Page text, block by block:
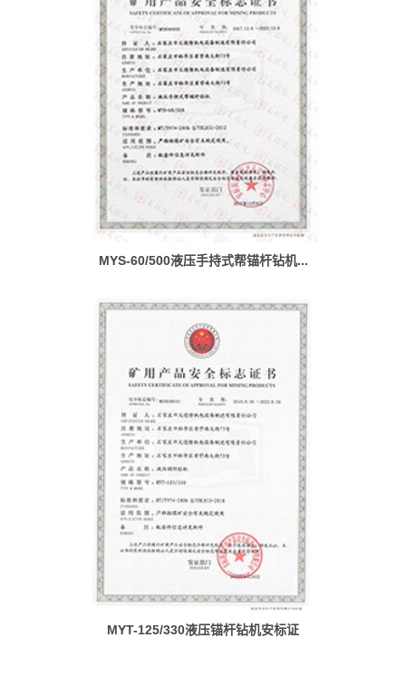
MYS-60/500液压手持式帮锚杆钻机...
MYT-125/330液压锚杆钻机安标证